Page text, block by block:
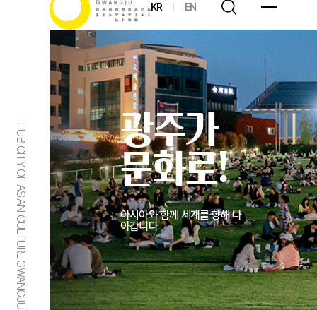
KR EN
HUB CITY OF ASIAN CULTURE GWANGJU
광주가
문화로!
아시아와 함께 세계를 향해 나
아갑니다